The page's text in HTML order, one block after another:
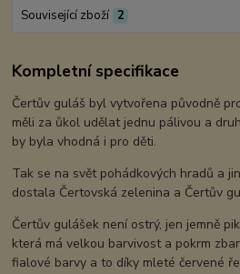
Související zboží 2
Kompletní specifikace
Čertův guláš byl vytvořena původně
měli za ůkol udělat jednu pálivou a
by byla vhodná i pro děti.
Tak se na svět pohádkových hradů a
dostala Čertovská zelenina a Čertův
Čertův gulášek není ostrý, jen jemně
která má velkou barvivost a pokrm
fialové barvy a to díky mleté červené